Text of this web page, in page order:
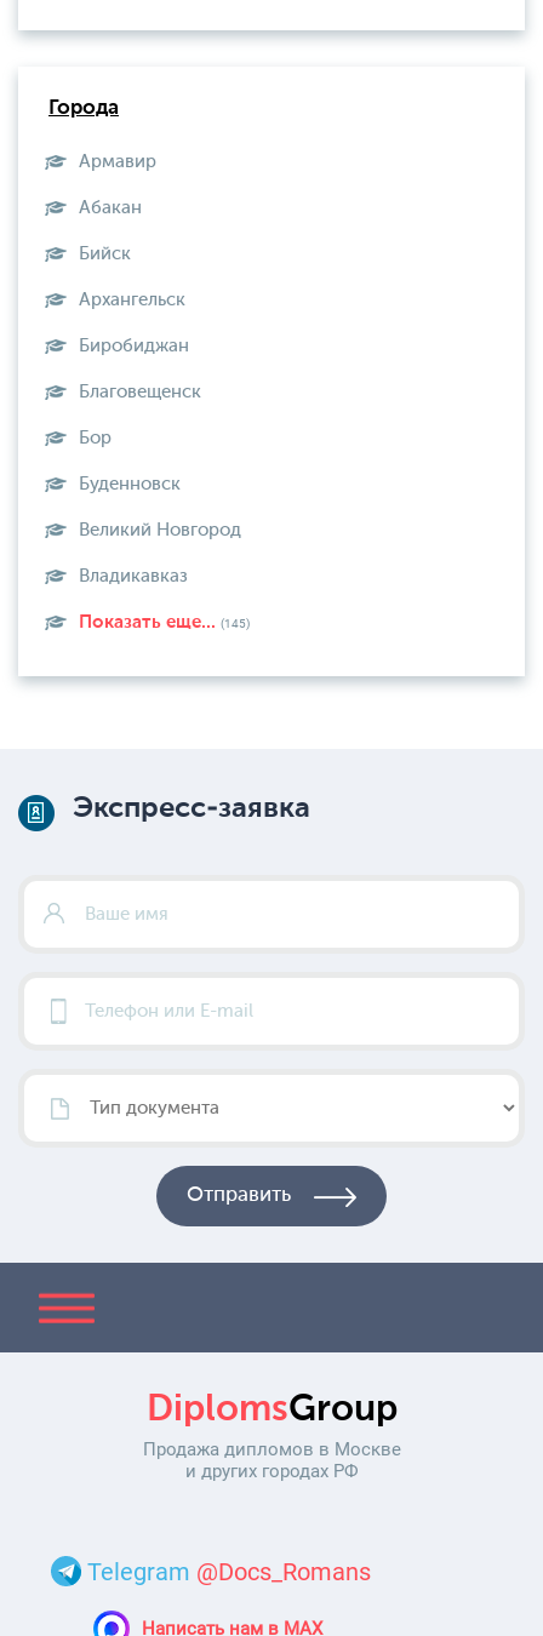
Города
Армавир
Абакан
Бийск
Архангельск
Биробиджан
Благовещенск
Бор
Буденновск
Великий Новгород
Владикавказ
Показать еще... (145)
Экспресс-заявка
DiplomsGroup
Продажа дипломов в Москве
и других городах РФ
Telegram @Docs_Romans
Написать нам в MAX